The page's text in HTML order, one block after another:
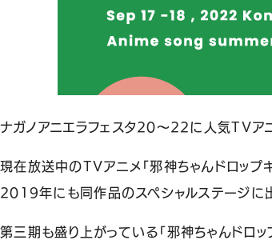
ナガノアニエラフェスタ20～22に人気TVア
現在放送中のTVアニメ「邪神ちゃんドロッ
2019年にも同作品のスペシャルステージに
第三期も盛り上がっている「邪神ちゃんドロ